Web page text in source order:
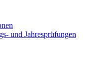
und Jahresprüfungen